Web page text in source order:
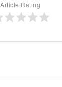
Article Rating